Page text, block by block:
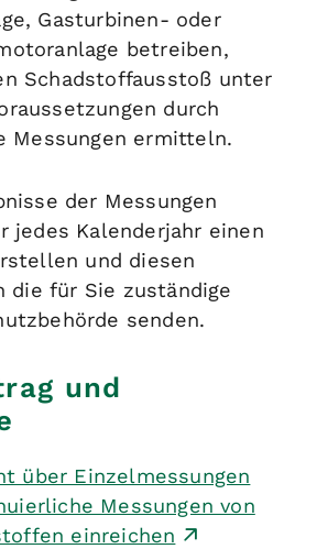
Gasturbinen- oder
betreiben,
Schadstoffausstoß unter
durch
Messungen ermitteln.
der Messungen
jedes Kalenderjahr einen
und diesen
die für Sie zuständige
senden.
und
über Einzelmessungen
Messungen von
einreichen